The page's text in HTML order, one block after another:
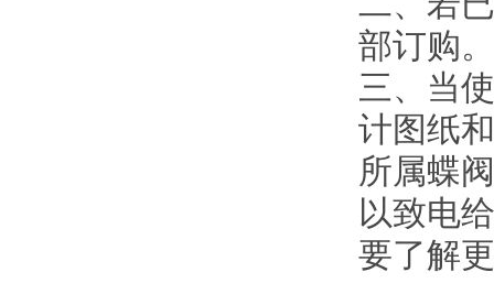
部订购。
三、当
计图纸
所属蝶
以致电
要了解